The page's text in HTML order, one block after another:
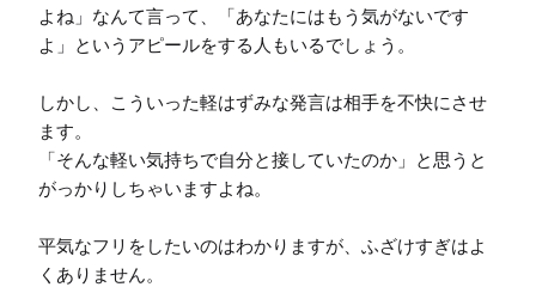
よね」なんて言って、「あなたにはもう気がないです
よ」というアピールをする人もいるでしょう。
しかし、こういった軽はずみな発言は相手を不快にさせ
ます。
「そんな軽い気持ちで自分と接していたのか」と思うと
がっかりしちゃいますよね。
平気なフリをしたいのはわかりますが、ふざけすぎはよ
くありません。